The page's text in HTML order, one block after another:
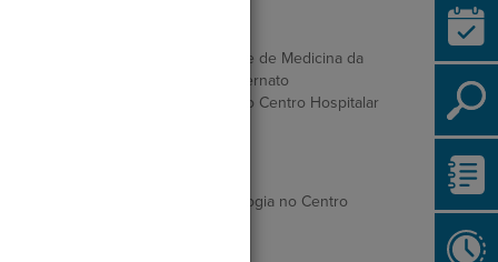
Académica
em Medicina na Faculdade de Medicina da
de Coimbra, Coimbra Internato
em Imunoalergologia no Centro Hospitalar
Hospitalar de Imunoalergologia no Centro